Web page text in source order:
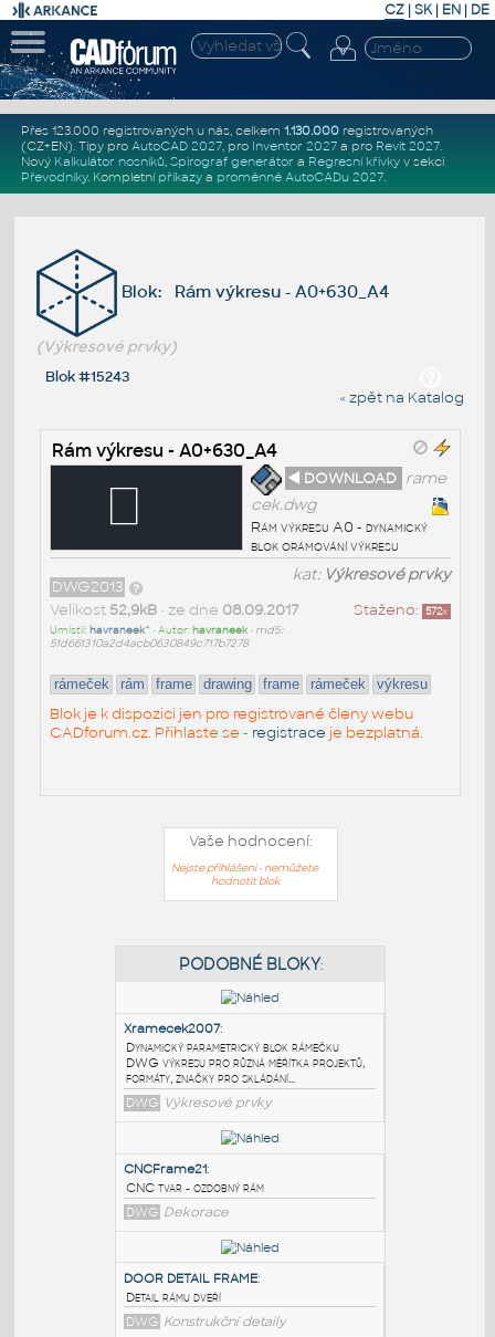
CZ | SK| EN | DE
Přes 123.000 registrovaných u nás, celkem 1.130.000registrovaných
(CZ+EN). Tipy pro AutoCAD 2027, pro Inventor 2027a pro Revit 2027.
Nový Kalkulátor nosníků, Spirograf generátor a Regresní křivkyv sekci
Převodníky. Kompletní příkazya proměnné AutoCADu 2027.
Blok: Rám výkresu - A0+630_A4
(Výkresové prvky)
Blok #15243
« zpět na Katalog
Rám výkresu - A0+630_A4
◄ DOWNLOAD rame
cek.dwg
Rám výkresu A0 - dynamický
blok orámování výkresu
kat: Výkresové prvky
DWG2013
Staženo: 572x
Velikost 52,9kB• ze dne 08.09.2017
Umístil:havraneek^ • Autor:havraneek• md5:
51d661310a2d4acb0630849c717b7278
rámeček rám frame drawing frame rámeček výkresu
Blok je k dispozici jen pro registrované členy webu
CADforum.cz. Přihlaste se - registrace je bezplatná.
Vaše hodnocení:
Nejste přihlášeni - nemůžete
hodnotit blok
PODOBNÉ BLOKY
Xramecek2007
Dynamický parametrický blok rámečku
DWG výkresu pro různá měřítka projektů,
formáty, značky pro skládání...
DWG Výkresové prvky